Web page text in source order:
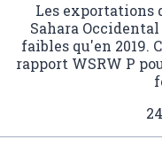
Les exportations
Sahara
faibles qu'en 2019.
rapport WSRW P